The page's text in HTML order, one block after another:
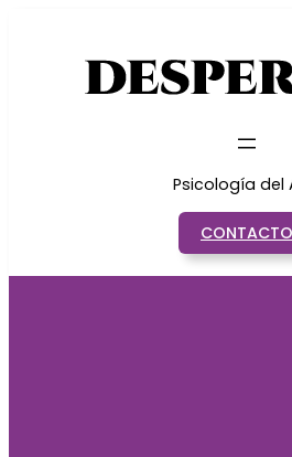
Psicología del
CONTACTO